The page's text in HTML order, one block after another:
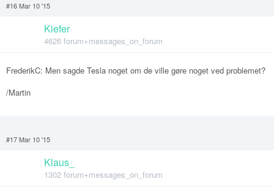
#16 Mar 10 '15
Kiefer
4626 forum+messages_on_forum
FrederikC: Men sagde Tesla noget om de ville gøre noget ved problemet?
/Martin
#17 Mar 10 '15
Klaus_
1302 forum+messages_on_forum